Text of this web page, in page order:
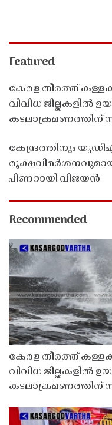
Featured
കേരള തീരത്ത്
വിവിധ ജില്ലകളിൽ
കടലാക്രമണത്തിന്
കേന്ദ്രത്തിനും
പിണറായി വിജയൻ
Recommended
കേരള തീരത്ത്
വിവിധ ജില്ലകളിൽ
കടലാക്രമണത്തിന്